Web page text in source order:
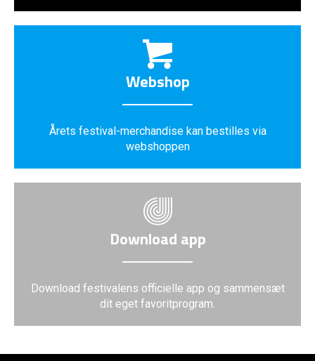
Webshop
Årets festival-merchandise kan bestilles via
webshoppen
Download app
Download festivalens officielle app og sammensæt
dit eget favoritprogram.